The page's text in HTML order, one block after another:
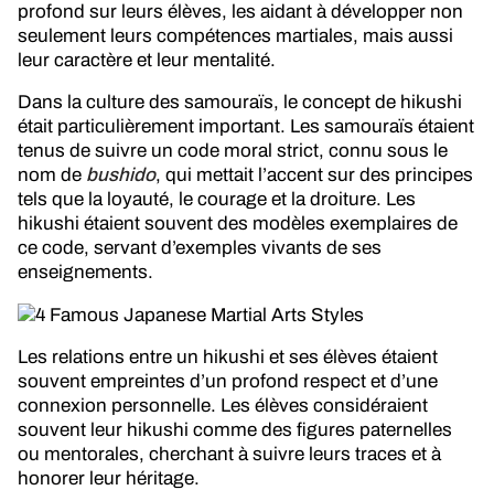
profond sur leurs élèves, les aidant à développer non
seulement leurs compétences martiales, mais aussi
leur caractère et leur mentalité.
Dans la culture des samouraïs, le concept de hikushi
était particulièrement important. Les samouraïs étaient
tenus de suivre un code moral strict, connu sous le
nom de bushido, qui mettait l’accent sur des principes
tels que la loyauté, le courage et la droiture. Les
hikushi étaient souvent des modèles exemplaires de
ce code, servant d’exemples vivants de ses
enseignements.
Les relations entre un hikushi et ses élèves étaient
souvent empreintes d’un profond respect et d’une
connexion personnelle. Les élèves considéraient
souvent leur hikushi comme des figures paternelles
ou mentorales, cherchant à suivre leurs traces et à
honorer leur héritage.